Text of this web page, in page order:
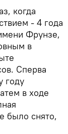
когда
- 4 года
Фрунзе,
в
Сперва
году
в ходе
было снято,